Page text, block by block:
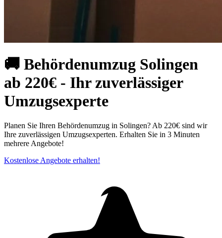
🚚 Behördenumzug Solingen
ab 220€ - Ihr zuverlässiger
Umzugsexperte
Planen Sie Ihren Behördenumzug in Solingen? Ab 220€ sind wir
Ihre zuverlässigen Umzugsexperten. Erhalten Sie in 3 Minuten
mehrere Angebote!
Kostenlose Angebote erhalten!